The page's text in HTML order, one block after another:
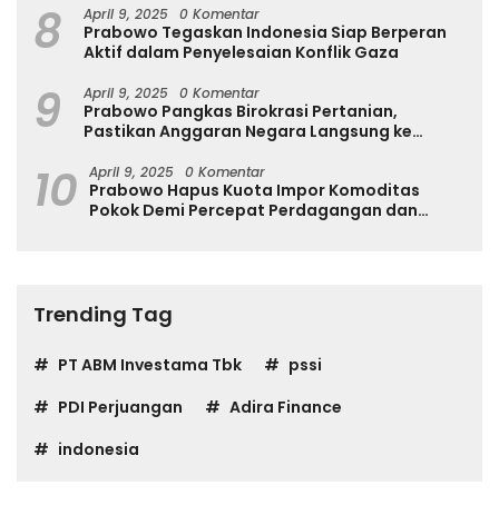
8 April 9, 2025 0 Komentar
Prabowo Tegaskan Indonesia Siap Berperan
Aktif dalam Penyelesaian Konflik Gaza
9 April 9, 2025 0 Komentar
Prabowo Pangkas Birokrasi Pertanian,
Pastikan Anggaran Negara Langsung ke
10 April 9, 2025 0 Komentar
Prabowo Hapus Kuota Impor Komoditas
Pokok Demi Percepat Perdagangan dan
Trending Tag
PT ABM Investama Tbk
pssi
PDI Perjuangan
Adira Finance
indonesia